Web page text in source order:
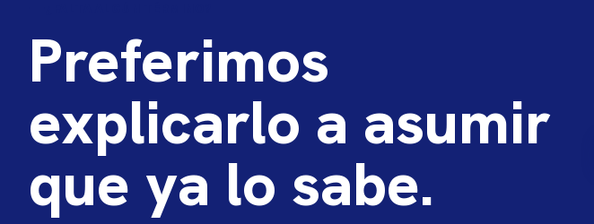
Preferimos
explicarlo a asumir
que ya lo sabe.